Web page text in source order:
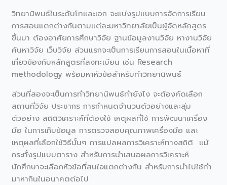
วิทยานิพนธ์ในระดับโทและเอก จะแบ่งรูปแบบการจัดการเรียน
การสอนแตกต่างกันตามแต่ละมหาวิทยาลัยเป็นผู้จัดหลักสูตร
ขึ้นมา ต้องอาศัยการศึกษาวิจัย ฐานข้อมูลงานวิจัย หางานวิจัย
ค้นหาวิจัย เว็บวิจัย ส่วนแรกจะเป็นการเรียนการสอนในเนื้อหาที่
เกี่ยวข้องกับหลักสูตรที่ลงทะเบียน เช่น Research
methodology พร้อมหาหัวข้อสำหรับทำวิทยานิพนธ์
ส่วนที่สองจะเป็นการทำวิทยานิพนธ์ทํายังไง จะต้องคัดเลือก
สถานที่วิจัย ประชากร การกำหนดจำนวนตัวอย่างและสุ่ม
ตัวอย่าง สถิติวิเคราะห์ที่ต้องใช้ เหตุผลที่ใช้ การพัฒนาเครื่อง
มือ ในการเก็บข้อมูล การตรวจสอบคุณภาพเครื่องมือ และ
เหตุผลที่เลือกใช้วิธีนั้นๆ การแปลผลการวิเคราะห์ทางสถิติ แม้
กระทั้งรูปแบบตาราง สำหรับการนำเสนอผลการวิเคราะห์
นักศึกษาจะเลือกหัวข้อที่สนใจแตกต่างกัน สำหรับการนำไปใช้ทำ
มาหากินในอนาคตต่อไป